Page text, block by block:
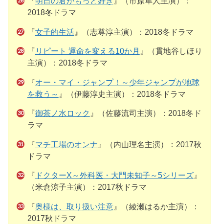
2018冬ドラマ
『女子的生活』（志尊淳主演）：2018冬ドラマ
『 リピート 運命を変える10か月 』（貫地谷しほり
主演）：2018冬ドラマ
『オー・マイ・ジャンプ！～少年ジャンプが地球
を救う～ 』（伊藤淳史主演）：2018冬ドラマ
『御茶ノ水ロック 』（佐藤流司主演）：2018冬ド
ラマ
『マチ工場のオンナ 』（内山理名主演）：2017秋
ドラマ
『 ドクターX～外科医・大門未知子～5シリーズ』
（米倉涼子主演）：2017秋ドラマ
『奥様は、取り扱い注意』（綾瀬はるか主演）：
2017秋ドラマ